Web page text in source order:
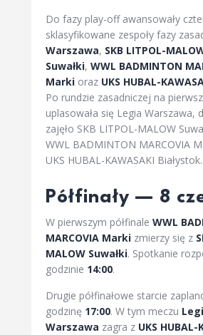
Do fazy play-off awansowały
sklasyfikowane zespoły fazy
Warszawa, SKB LITPOL-
Suwałki, WWL BADMINTON
Marki oraz UKS HUBAL-
Po rundzie zasadniczej na
uplasowała się Legia Warszawa,
zajęło SKB LITPOL-MALOW
WWL BADMINTON MARCOVIA
UKS HUBAL-KAWASAKI Białystok.
Półfinały — 8
W pierwszym półfinale WWL
MARCOVIA Marki zmierzy się z
MALOW Suwałki. Spotkanie
godzinie 14:00.
Drugie półfinałowe starcie
godzinę 17:00. W tym meczu
Warszawa zagra z UKS HUBAL-